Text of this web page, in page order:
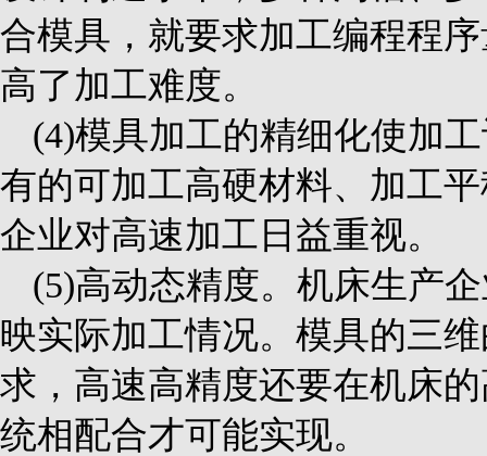
合模具，就要求加工编程程
高了加工难度。
(4)模具加工的精细化使加
有的可加工高硬材料、加工
企业对高速加工日益重视。
(5)高动态精度。机床生产
映实际加工情况。模具的三
求，高速高精度还要在机床
统相配合才可能实现。